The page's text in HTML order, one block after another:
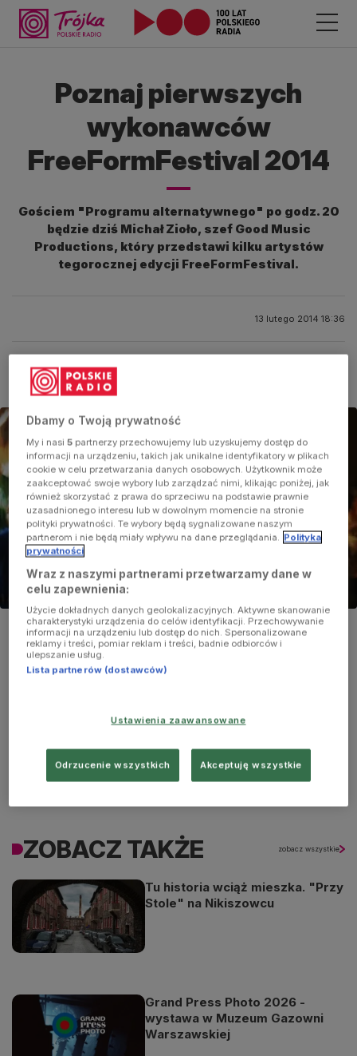
Poznaj pierwszych
wykonawców
FreeFormFestival 2014
Gościem "Programu alternatywnego" po godz. 20
będzie dziś Michał Zioło, szef Good Music
Productions, który przedstawi kilku artystów
tegorocznej edycji FreeFormFestival.
13 lutego 2014 18:36
Foto:Glow Images/East News
Na "Program alternatywny" w czwartek, 13 lutego, od
ZOBACZ TAKŻE zobacz wszystkie
Tu historia wciąż mieszka. "Przy
Stole" na Nikiszowcu
Grand Press Photo 2026 -
wystawa w Muzeum Gazowni
Warszawskiej
Dbamy o Twoją prywatność
My i nasi5 partnerzy przechowujemy lub uzyskujemy dostęp do
informacji na urządzeniu, takich jak unikalne identyfikatory w plikach
cookie w celu przetwarzania danych osobowych. Użytkownik może
zaakceptować swoje wybory lub zarządzać nimi, klikając poniżej, jak
również skorzystać z prawa do sprzeciwu na podstawie prawnie
uzasadnionego interesu lub w dowolnym momencie na stronie
polityki prywatności. Te wybory będą sygnalizowane naszym
partnerom i nie będą miały wpływu na dane przeglądania. Polityka
prywatności
Wraz z naszymi partnerami przetwarzamy dane w
celu zapewnienia:
Użycie dokładnych danych geolokalizacyjnych. Aktywne skanowanie
charakterystyki urządzenia do celów identyfikacji. Przechowywanie
informacji na urządzeniu lub dostęp do nich. Spersonalizowane
reklamy i treści, pomiar reklam i treści, badnie odbiorców i
ulepszanie usług.
Lista partnerów (dostawców)
Ustawienia zaawansowane
Odrzucenie wszystkich Akceptuję wszystkie